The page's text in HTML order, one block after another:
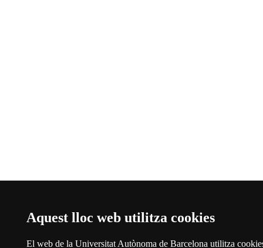
Aquest lloc web utilitza cookies
El web de la Universitat Autònoma de Barcelona utilitza